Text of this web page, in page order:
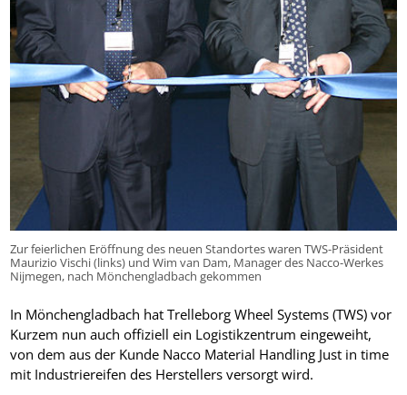
Zur feierlichen Eröffnung des neuen Standortes waren TWS-Präsident
Maurizio Vischi (links) und Wim van Dam, Manager des Nacco-Werkes
Nijmegen, nach Mönchengladbach gekommen
In Mönchengladbach hat Trelleborg Wheel Systems (TWS) vor
Kurzem nun auch offiziell ein Logistikzentrum eingeweiht,
von dem aus der Kunde Nacco Material Handling Just in time
mit Industriereifen des Herstellers versorgt wird.